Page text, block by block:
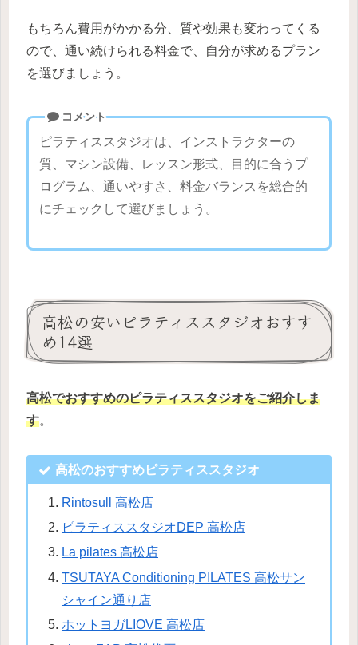
もちろん費用がかかる分、質や効果も変わってくる
ので、通い続けられる料金で、自分が求めるプラン
を選びましょう。
コメント
ピラティススタジオは、インストラクターの
質、マシン設備、レッスン形式、目的に合うプ
ログラム、通いやすさ、料金バランスを総合的
にチェックして選びましょう。
高松の安いピラティススタジオおすす
め14選
高松でおすすめのピラティススタジオをご紹介しま
す。
高松のおすすめピラティススタジオ
Rintosull 高松店
ピラティススタジオDEP 高松店
La pilates 高松店
TSUTAYA Conditioning PILATES 高松サン
シャイン通り店
ホットヨガLIOVE 高松店